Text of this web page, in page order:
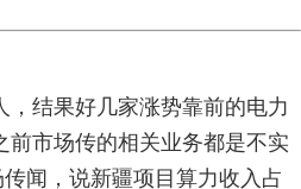
结果好几家涨势靠前的电力
市场传的相关业务都是不实
闻，说新疆项目算力收入占